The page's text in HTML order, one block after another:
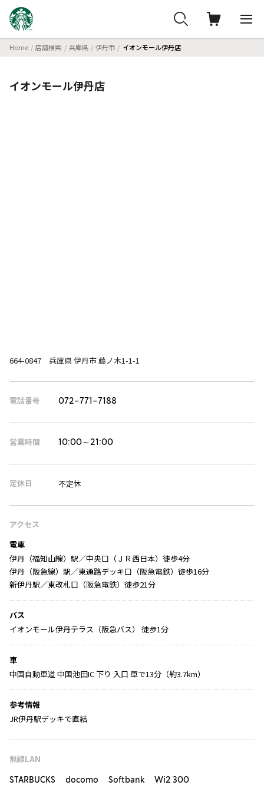
Home 店舗検索 兵庫県 伊丹市 イオンモール伊丹店
イオンモール伊丹店
664-0847 兵庫県 伊丹市 藤ノ木1-1-1
電話番号 072-771-7188
営業時間 10:00～21:00
定休日 不定休
アクセス
電車
伊丹（福知山線）駅／中央口（ＪＲ西日本）徒歩4分
伊丹（阪急線）駅／東通路デッキ口（阪急電鉄）徒歩16分
新伊丹駅／東改札口（阪急電鉄）徒歩21分
バス
イオンモール伊丹テラス（阪急バス） 徒歩1分
車
中国自動車道 中国池田IC 下り 入口 車で13分（約3.7km）
参考情報
JR伊丹駅デッキで直結
無線LAN
STARBUCKS docomo Softbank Wi2 300